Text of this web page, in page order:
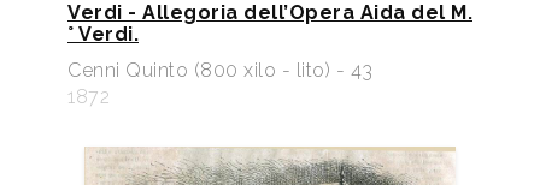
Verdi - Allegoria dell’Opera Aida del M.
° Verdi.
Cenni Quinto (800 xilo - lito) - 43
1872